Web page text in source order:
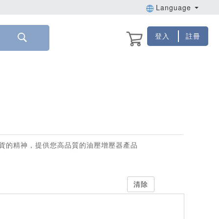
Language
登入 註冊
的精神，提供您高品質的油壓增壓器產品
清除